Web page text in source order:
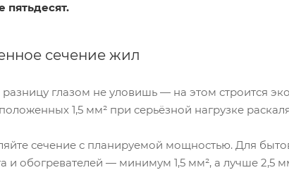
пятьдесят.
сечение жил
глазом не уловишь — на этом строится
1,5 мм² при серьёзной нагрузке
сечение с планируемой мощностью. Для
и обогревателей — минимум 1,5 мм², а лучше 2,5